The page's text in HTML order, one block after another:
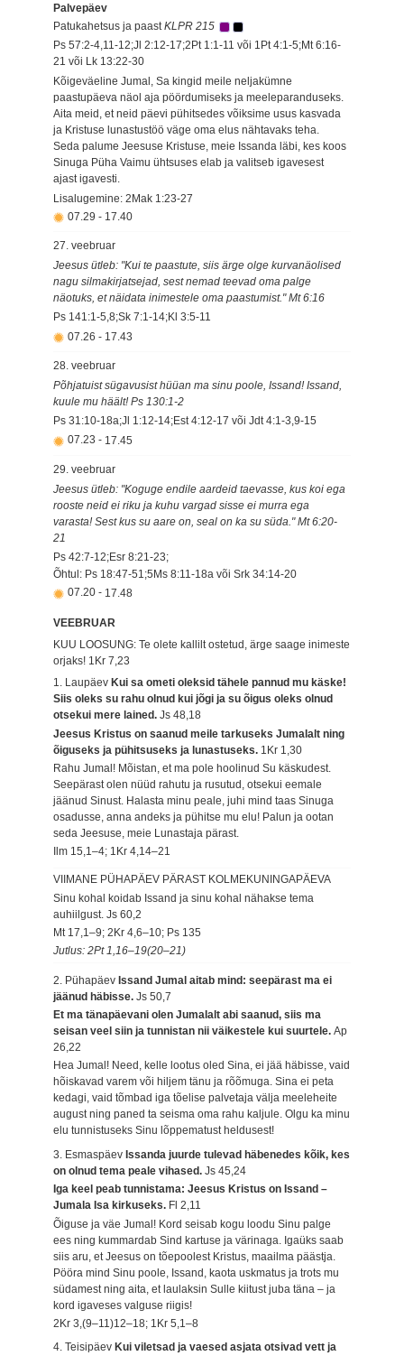
Palvepäev
Patukahetsus ja paastKLPR 215
Ps 57:2-4,11-12;Jl 2:12-17;2Pt 1:1-11 või 1Pt 4:1-5;Mt 6:16-
21 või Lk 13:22-30
Kõigeväeline Jumal, Sa kingid meile neljakümne
paastupäeva näol aja pöördumiseks ja meeleparanduseks.
Aita meid, et neid päevi pühitsedes võiksime usus kasvada
ja Kristuse lunastustöö väge oma elus nähtavaks teha.
Seda palume Jeesuse Kristuse, meie Issanda läbi, kes koos
Sinuga Püha Vaimu ühtsuses elab ja valitseb igavesest
ajast igavesti.
Lisalugemine: 2Mak 1:23-27
07.29 - 17.40
27. veebruar
Jeesus ütleb: "Kui te paastute, siis ärge olge kurvanäolised
nagu silmakirjatsejad, sest nemad teevad oma palge
näotuks, et näidata inimestele oma paastumist." Mt 6:16
Ps 141:1-5,8;Sk 7:1-14;Kl 3:5-11
07.26 - 17.43
28. veebruar
Põhjatuist sügavusist hüüan ma sinu poole, Issand! Issand,
kuule mu häält! Ps 130:1-2
Ps 31:10-18a;Jl 1:12-14;Est 4:12-17 või Jdt 4:1-3,9-15
07.23 - 17.45
29. veebruar
Jeesus ütleb: "Koguge endile aardeid taevasse, kus koi ega
rooste neid ei riku ja kuhu vargad sisse ei murra ega
varasta! Sest kus su aare on, seal on ka su süda." Mt 6:20-
21
Ps 42:7-12;Esr 8:21-23;
Õhtul: Ps 18:47-51;5Ms 8:11-18a või Srk 34:14-20
07.20 - 17.48
VEEBRUAR
KUU LOOSUNG: Te olete kallilt ostetud, ärge saage inimeste
orjaks! 1Kr 7,23
1. Laupäev Kui sa ometi oleksid tähele pannud mu käske!
Siis oleks su rahu olnud kui jõgi ja su õigus oleks olnud
otsekui mere lained.Js 48,18
Jeesus Kristus on saanud meile tarkuseks Jumalalt ning
õiguseks ja pühitsuseks ja lunastuseks. 1Kr 1,30
Rahu Jumal! Mõistan, et ma pole hoolinud Su käskudest.
Seepärast olen nüüd rahutu ja rusutud, otsekui eemale
jäänud Sinust. Halasta minu peale, juhi mind taas Sinuga
osadusse, anna andeks ja pühitse mu elu! Palun ja ootan
seda Jeesuse, meie Lunastaja pärast.
Ilm 15,1–4; 1Kr 4,14–21
VIIMANE PÜHAPÄEV PÄRAST KOLMEKUNINGAPÄEVA
Sinu kohal koidab Issand ja sinu kohal nähakse tema
auhiilgust.Js 60,2
Mt 17,1–9; 2Kr 4,6–10; Ps 135
Jutlus: 2Pt 1,16–19(20–21)
2. PühapäevIssand Jumal aitab mind: seepärast ma ei
jäänud häbisse.Js 50,7
Et ma tänapäevani olen Jumalalt abi saanud, siis ma
seisan veel siin ja tunnistan nii väikestele kui suurtele.Ap
26,22
Hea Jumal! Need, kelle lootus oled Sina, ei jää häbisse, vaid
hõiskavad varem või hiljem tänu ja rõõmuga. Sina ei peta
kedagi, vaid tõmbad iga tõelise palvetaja välja meeleheite
august ning paned ta seisma oma rahu kaljule. Olgu ka minu
elu tunnistuseks Sinu lõppematust heldusest!
3. EsmaspäevIssanda juurde tulevad häbenedes kõik, kes
on olnud tema peale vihased.Js 45,24
Iga keel peab tunnistama: Jeesus Kristus on Issand –
Jumala Isa kirkuseks. Fl 2,11
Õiguse ja väe Jumal! Kord seisab kogu loodu Sinu palge
ees ning kummardab Sind kartuse ja värinaga. Igaüks saab
siis aru, et Jeesus on tõepoolest Kristus, maailma päästja.
Pööra mind Sinu poole, Issand, kaota uskmatus ja trots mu
südamest ning aita, et laulaksin Sulle kiitust juba täna – ja
kord igaveses valguse riigis!
2Kr 3,(9–11)12–18; 1Kr 5,1–8
4. Teisipäev Kui viletsad ja vaesed asjata otsivad vett ja